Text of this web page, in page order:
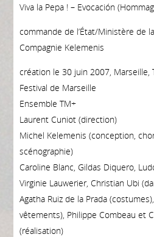
Viva la Pepa ! – Evocación
commande de l’État/Ministère de
Compagnie Kelemenis
création le 30 juin 2007, Marseille,
Festival de Marseille
Ensemble TM+
Laurent Cuniot (direction)
Michel Kelemenis (conception,
scénographie)
Caroline Blanc, Gildas Diquero,
Virginie Lauwerier, Christian Ubi
Agatha Ruiz de la Prada
vêtements), Philippe Combeau et
(réalisation)